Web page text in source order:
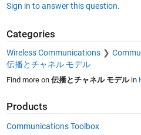
Sign in to answer this question.
Categories
Wireless Communications
伝播とチャネル モデル
Find more on 伝播とチャネル モデルin
Products
Communications Toolbox